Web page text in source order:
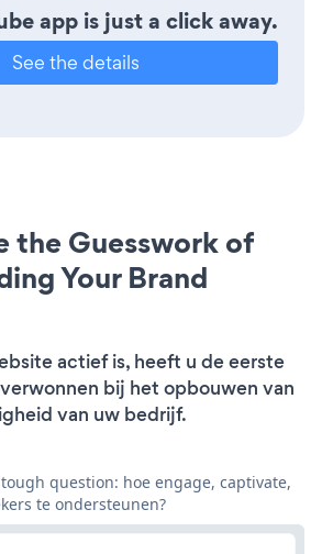
app is just a click away.
See the details
the Guesswork of
Your Brand
actief is, heeft u de eerste
bij het opbouwen van
van uw bedrijf.
question: hoe engage, captivate,
te ondersteunen?